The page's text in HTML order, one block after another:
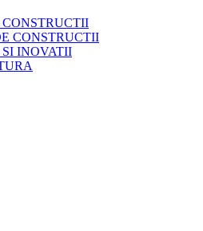
CONSTRUCTII
INOVATII